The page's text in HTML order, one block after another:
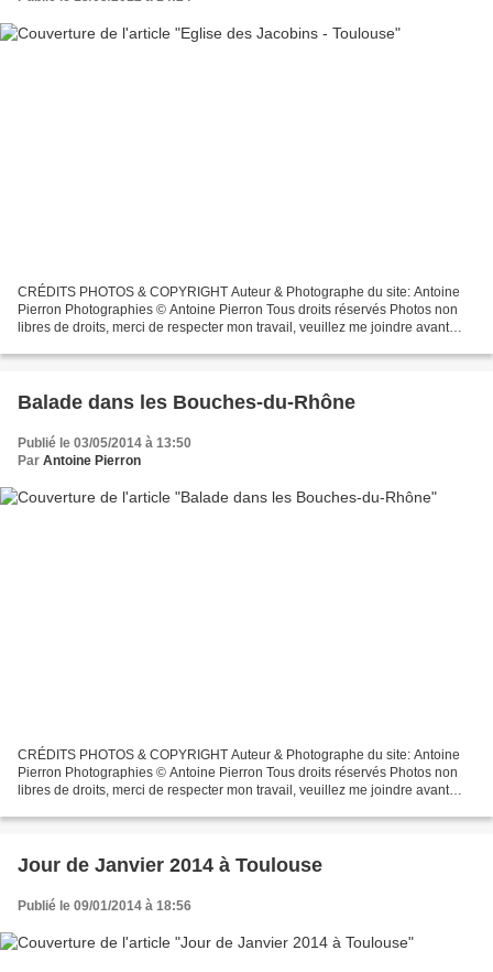
CRÉDITS PHOTOS & COPYRIGHT Auteur & Photographe du site: Antoine
Pierron Photographies © Antoine Pierron Tous droits réservés Photos non
libres de droits, merci de respecter mon travail, veuillez me joindre avant
Balade dans les Bouches-du-Rhône
Publié le 03/05/2014 à 13:50
Par Antoine Pierron
CRÉDITS PHOTOS & COPYRIGHT Auteur & Photographe du site: Antoine
Pierron Photographies © Antoine Pierron Tous droits réservés Photos non
libres de droits, merci de respecter mon travail, veuillez me joindre avant
Jour de Janvier 2014 à Toulouse
Publié le 09/01/2014 à 18:56